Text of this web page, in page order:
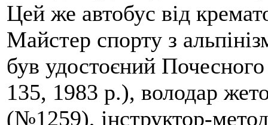
Цей же автобус від
Майстер спорту з
був удостоєний
135, 1983 р.), володар
(№1259), інструктор-